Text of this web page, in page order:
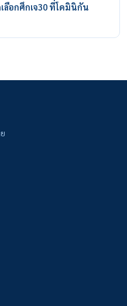
ลือกศึกเจ30 ที่โดมินิกัน